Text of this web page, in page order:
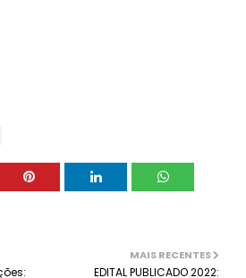
MAIS RECENTES
EDITAL PUBLICADO 2022: